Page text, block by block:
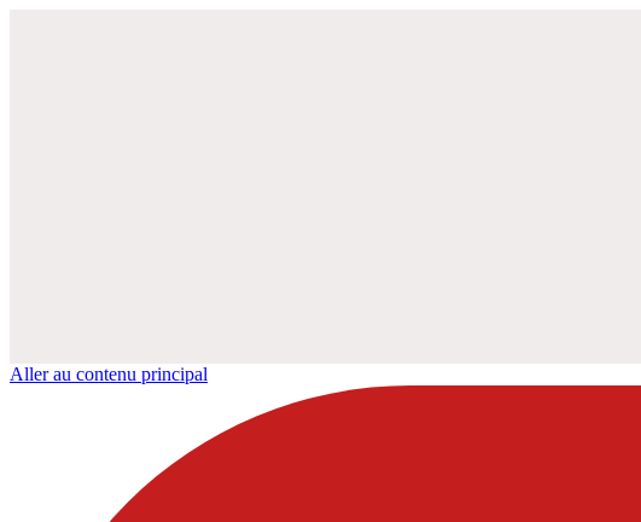
Aller au contenu principal